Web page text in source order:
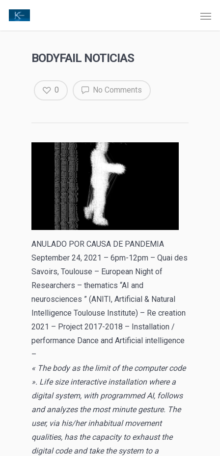
BODYFAIL NOTICIAS
No Comments
0
ANULADO POR CAUSA DE PANDEMIA
September 24, 2021 – 6pm-12pm – Quai des
Savoirs, Toulouse – European Night of
Researchers – thematics “AI and
neurosciences ” (ANITI, Artificial & Natural
Intelligence Toulouse Institute) – Re creation
2021 – Project 2017-2018 – Installation /
performance Dance and Artificial intelligence
–
« The body as the limit of the computer code
». Life size interactive installation where a
digital system, with programmed AI, follows
and analyzes the most minute gesture. The
user, via his/her inhabitual movement
qualities, has the capacity to exhaust the
digital code and take the system to a